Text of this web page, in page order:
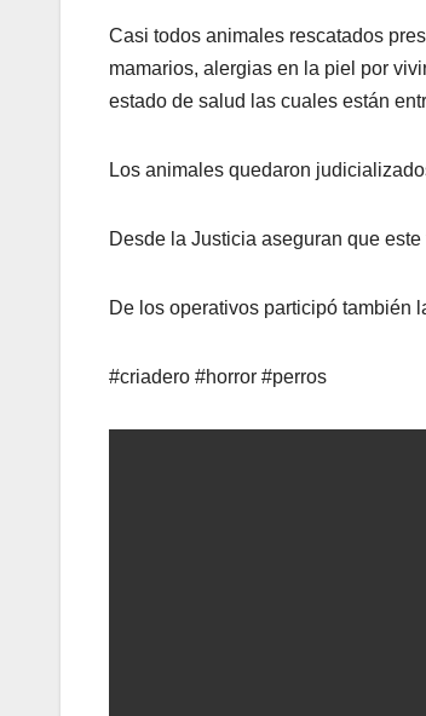
Casi todos animales rescatados
mamarios, alergias en la piel por
estado de salud las cuales están
Los animales quedaron
Desde la Justicia aseguran que
De los operativos participó también
#criadero #horror #perros